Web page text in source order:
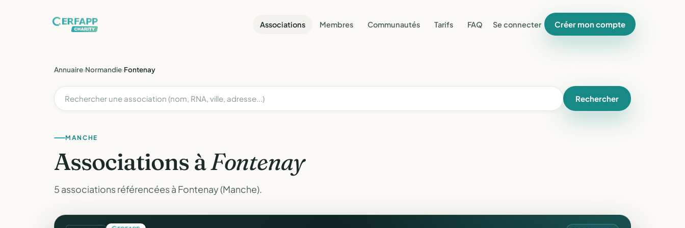
Associations Membres Communautés Tarifs FAQ Se connecter Créer mon compte
Annuaire›Normandie›Fontenay
Rechercher
MANCHE
Associations àFontenay
5 associations référencées à Fontenay (Manche).